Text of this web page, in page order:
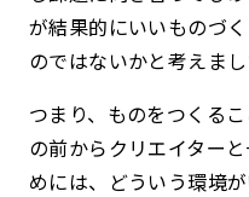
が結果的にいいものづ
のではないかと考えまし
つまり、ものをつくる
の前からクリエイター
めには、どういう環境